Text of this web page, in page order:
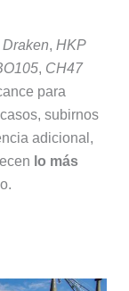
Draken, HKP
, CH47
para
subirnos
adicional,
lo más